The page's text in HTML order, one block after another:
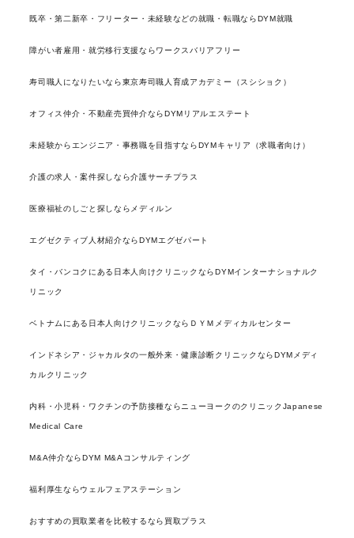
既卒・第二新卒・フリーター・未経験などの就職・転職ならDYM就職
障がい者雇用・就労移行支援ならワークスバリアフリー
寿司職人になりたいなら東京寿司職人育成アカデミー（スシショク）
オフィス仲介・不動産売買仲介ならDYMリアルエステート
未経験からエンジニア・事務職を目指すならDYMキャリア（求職者向け）
介護の求人・案件探しなら介護サーチプラス
医療福祉のしごと探しならメディルン
エグゼクティブ人材紹介ならDYMエグゼパート
タイ・バンコクにある日本人向けクリニックならDYMインターナショナルク
リニック
ベトナムにある日本人向けクリニックならＤＹＭメディカルセンター
インドネシア・ジャカルタの一般外来・健康診断クリニックならDYMメディ
カルクリニック
内科・小児科・ワクチンの予防接種ならニューヨークのクリニックJapanese
Medical Care
M&A仲介ならDYM M&Aコンサルティング
福利厚生ならウェルフェアステーション
おすすめの買取業者を比較するなら買取プラス